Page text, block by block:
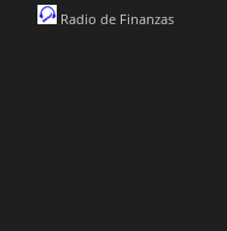
Radio de Finanzas